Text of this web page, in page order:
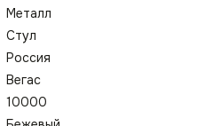
Металл
Стул
Россия
Вегас
10000